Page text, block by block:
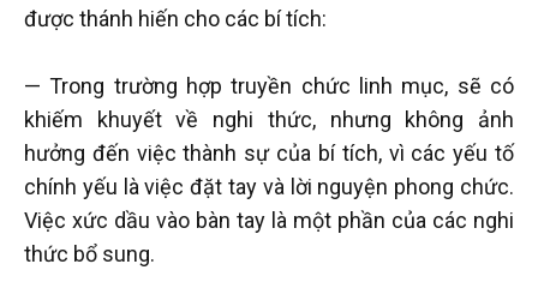
được thánh hiến cho các bí tích:
— Trong trường hợp truyền chức linh mục, sẽ có
khiếm khuyết về nghi thức, nhưng không ảnh
hưởng đến việc thành sự của bí tích, vì các yếu tố
chính yếu là việc đặt tay và lời nguyện phong chức.
Việc xức dầu vào bàn tay là một phần của các nghi
thức bổ sung.